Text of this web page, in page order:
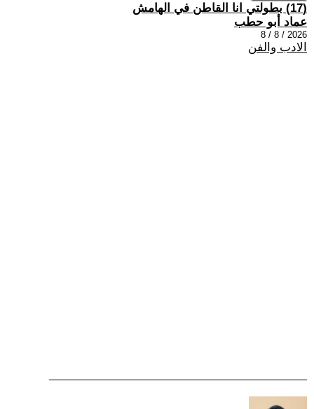
(17) بطولتي انا القاطن في الهامش
عماد أبو حطب
2026 / 8 / 8
الادب والفن